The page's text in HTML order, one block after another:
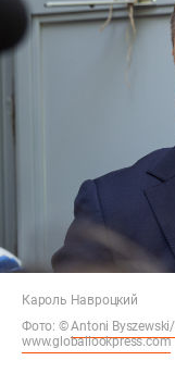
Кароль Навроцкий
Фото: ©Antoni
www.globallookpress.com